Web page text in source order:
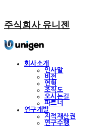
주식회사 유니젠
회사소개
인사말
비전
연혁
조직도
오시는길
파트너
연구개발
지적재산권
연구수행